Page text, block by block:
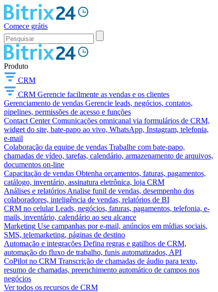
Comece grátis
Produto
CRM
CRM Gerencie facilmente as vendas e os clientes
Gerenciamento de vendas Gerencie leads, negócios, contatos,
pipelines, permissões de acesso e funções
Contact Center Comunicações omnicanal via formulários de CRM,
widget do site, bate-papo ao vivo, WhatsApp, Instagram, telefonia,
e-mail
Colaboração da equipe de vendas Trabalhe com bate-papo,
chamadas de vídeo, tarefas, calendário, armazenamento de arquivos,
documentos on-line
Capacitação de vendas Obtenha orçamentos, faturas, pagamentos,
catálogo, inventário, assinatura eletrônica, loja CRM
Análises e relatórios Analise funil de vendas, desempenho dos
colaboradores, inteligência de vendas, relatórios de BI
CRM no celular Leads, negócios, faturas, pagamentos, telefonia, e-
mails, inventário, calendário ao seu alcance
Marketing Use campanhas por e-mail, anúncios em mídias sociais,
SMS, telemarketing, páginas de destino
Automação e integrações Defina regras e gatilhos de CRM,
automação do fluxo de trabalho, funis automatizados, API
CoPilot no CRM Transcrição de chamadas de áudio para texto,
resumo de chamadas, preenchimento automático de campos nos
negócios
Ver todos os recursos de CRM